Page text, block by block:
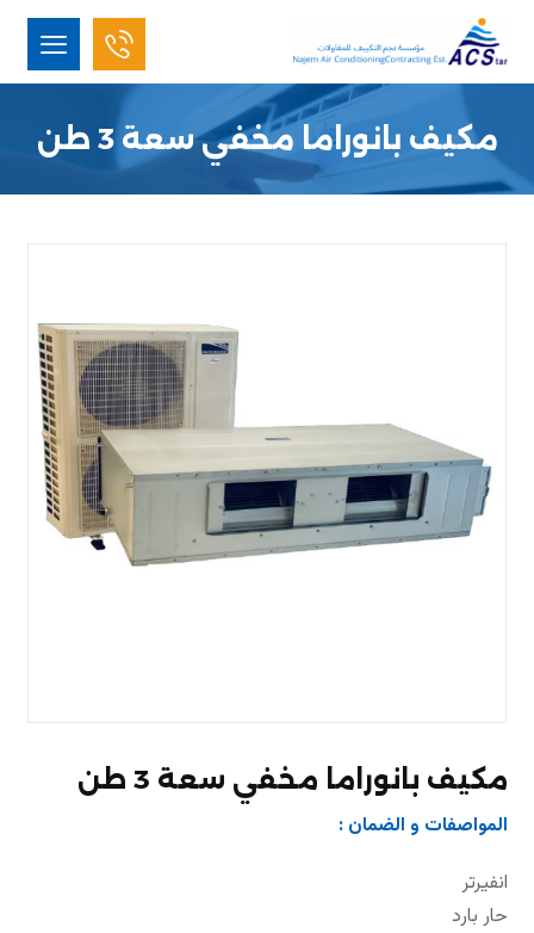
مكيف بانوراما مخفي سعة 3 طن
مكيف بانوراما مخفي سعة 3 طن
المواصفات و الضمان :
انفيرتر
حار بارد